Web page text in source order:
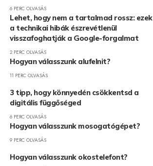
6 PERC OLVASÁS
Lehet, hogy nem a tartalmad rossz: ezek
a technikai hibák észrevétlenül
visszafoghatják a Google-forgalmat
2 PERC OLVASÁS
Hogyan válasszunk alufelnit?
11 PERC OLVASÁS
3 tipp, hogy könnyedén csökkentsd a
digitális függőséged
6 PERC OLVASÁS
Hogyan válasszunk mosogatógépet?
9 PERC OLVASÁS
Hogyan válasszunk okostelefont?